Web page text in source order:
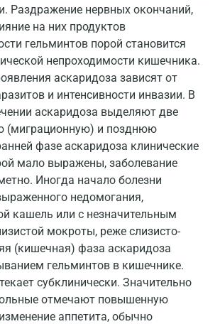
Раздражение нервных окончаний,
на них продуктов
гельминтов порой становится
непроходимости кишечника.
аскаридоза зависят от
и интенсивности инвазии. В
аскаридоза выделяют две
и позднюю
фазе аскаридоза клинические
мало выражены, заболевание
Иногда начало болезни
недомогания,
кашель или с незначительным
мокроты, реже слизисто-
(кишечная) фаза аскаридоза
гельминтов в кишечнике.
субклинически. Значительно
отмечают повышенную
аппетита, обычно